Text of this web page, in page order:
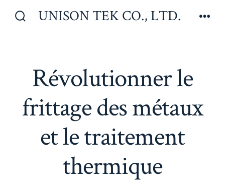
UNISON TEK CO., LTD.
Révolutionner le
frittage des métaux
et le traitement
thermique